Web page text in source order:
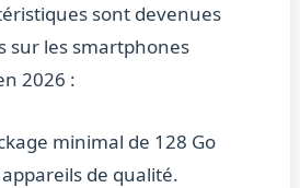
sont devenues
sur les smartphones
2026 :
minimal de 128 Go
de qualité.